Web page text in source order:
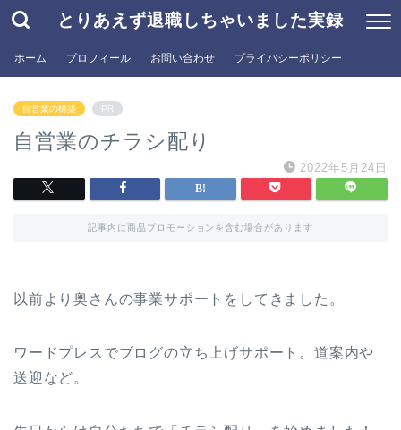
とりあえず退職しちゃいました実録
ホーム プロフィール お問い合わせ プライバシーポリシー
自営業の構築 PR
自営業のチラシ配り
2022年5月24日
記事内に商品プロモーションを含む場合があります
以前より奥さんの事業サポートをしてきました。
ワードプレスでブログの立ち上げサポート。道案内や
送迎など。